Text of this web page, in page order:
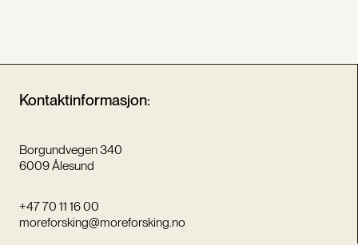
Kontaktinformasjon:
Borgundvegen 340
6009 Ålesund
+47 70 11 16 00
moreforsking@moreforsking.no